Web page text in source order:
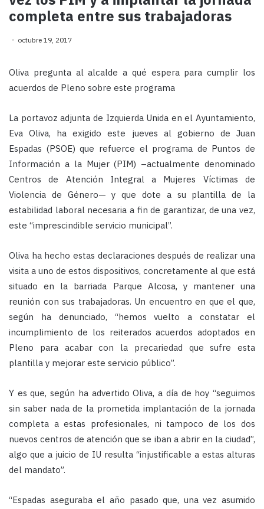
completa entre sus trabajadoras
octubre 19, 2017
Oliva pregunta al alcalde a qué espera para cumplir los
acuerdos de Pleno sobre este programa
La portavoz adjunta de Izquierda Unida en el Ayuntamiento,
Eva Oliva, ha exigido este jueves al gobierno de Juan
Espadas (PSOE) que refuerce el programa de Puntos de
Información a la Mujer (PIM) –actualmente denominado
Centros de Atención Integral a Mujeres Víctimas de
Violencia de Género— y que dote a su plantilla de la
estabilidad laboral necesaria a fin de garantizar, de una vez,
este “imprescindible servicio municipal”.
Oliva ha hecho estas declaraciones después de realizar una
visita a uno de estos dispositivos, concretamente al que está
situado en la barriada Parque Alcosa, y mantener una
reunión con sus trabajadoras. Un encuentro en que el que,
según ha denunciado, “hemos vuelto a constatar el
incumplimiento de los reiterados acuerdos adoptados en
Pleno para acabar con la precariedad que sufre esta
plantilla y mejorar este servicio público”.
Y es que, según ha advertido Oliva, a día de hoy “seguimos
sin saber nada de la prometida implantación de la jornada
completa a estas profesionales, ni tampoco de los dos
nuevos centros de atención que se iban a abrir en la ciudad”,
algo que a juicio de IU resulta “injustificable a estas alturas
del mandato”.
“Espadas aseguraba el año pasado que, una vez asumido